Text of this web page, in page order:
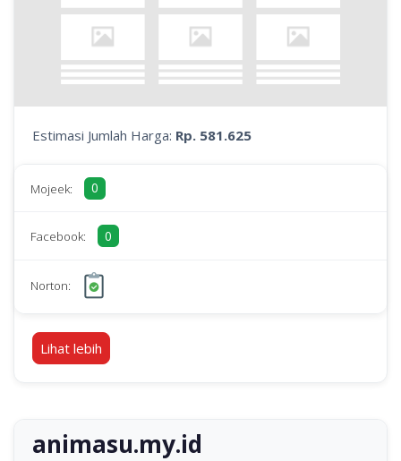
Estimasi Jumlah Harga: Rp. 581.625
Mojeek: 0
Facebook: 0
Norton:
Lihat lebih
animasu.my.id